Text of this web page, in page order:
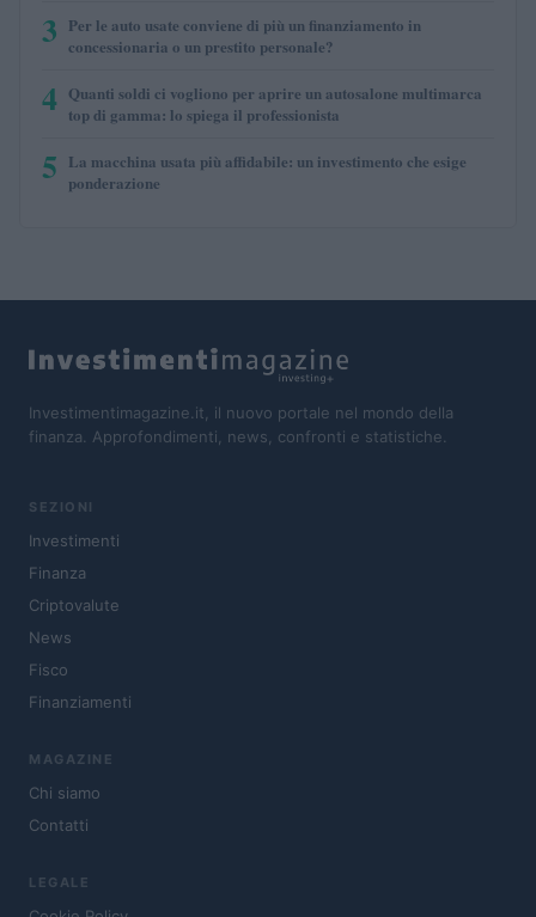
3 Per le auto usate conviene di più un finanziamento in
concessionaria o un prestito personale?
4 Quanti soldi ci vogliono per aprire un autosalone multimarca
top di gamma: lo spiega il professionista
5 La macchina usata più affidabile: un investimento che esige
ponderazione
Investimentimagazine.it, il nuovo portale nel mondo della
finanza. Approfondimenti, news, confronti e statistiche.
SEZIONI
Investimenti
Finanza
Criptovalute
News
Fisco
Finanziamenti
MAGAZINE
Chi siamo
Contatti
LEGALE